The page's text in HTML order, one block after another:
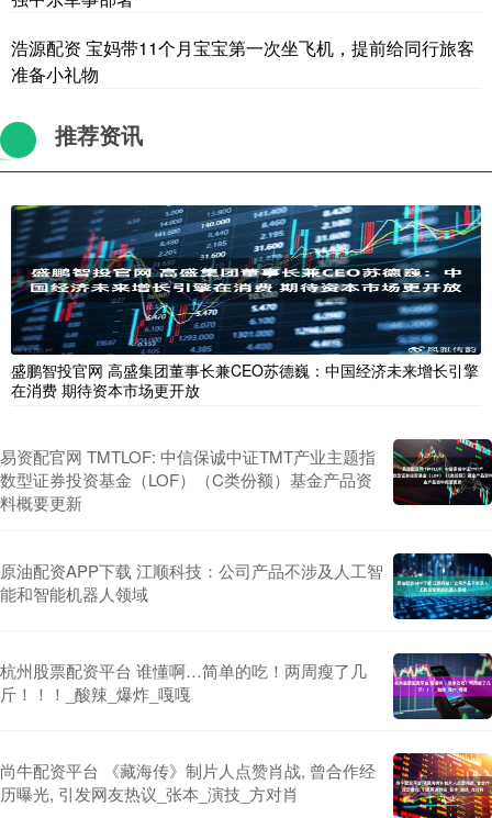
浩源配资 宝妈带11个月宝宝第一次坐飞机，提前给同行旅客
准备小礼物
推荐资讯
盛鹏智投官网 高盛集团董事长兼CEO苏德巍：中国经济未来增长引擎
在消费 期待资本市场更开放
易资配官网 TMTLOF: 中信保诚中证TMT产业主题指
数型证券投资基金（LOF）（C类份额）基金产品资
料概要更新
原油配资APP下载 江顺科技：公司产品不涉及人工智
能和智能机器人领域
杭州股票配资平台 谁懂啊…简单的吃！两周瘦了几
斤！！！_酸辣_爆炸_嘎嘎
尚牛配资平台 《藏海传》制片人点赞肖战, 曾合作经
历曝光, 引发网友热议_张本_演技_方对肖